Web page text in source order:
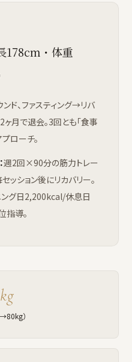
178cm・体重
ド、ファスティング→リバ
月で退会。3回とも「食事
ローチ。
週2回×90分の筋力トレー
ッション後にリカバリー。
ング日2,200kcal/休息日
指導。
）